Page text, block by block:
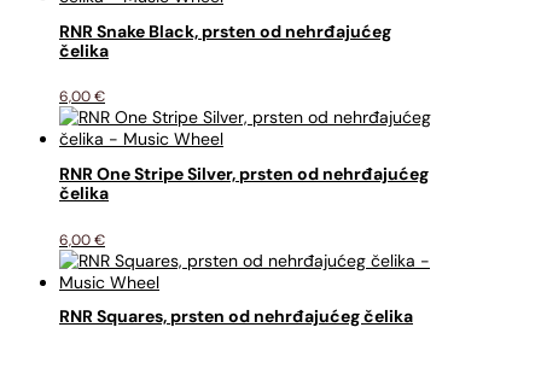
RNR Snake Black, prsten od nehrđajućeg
čelika
6,00€
RNR One Stripe Silver, prsten od nehrđajućeg
čelika
6,00€
RNR Squares, prsten od nehrđajućeg čelika